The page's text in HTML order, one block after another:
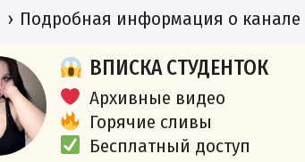
Подробная информация о канале
ВПИСКА СТУДЕНТОК
Архивные видео
Горячие сливы
Бесплатный доступ